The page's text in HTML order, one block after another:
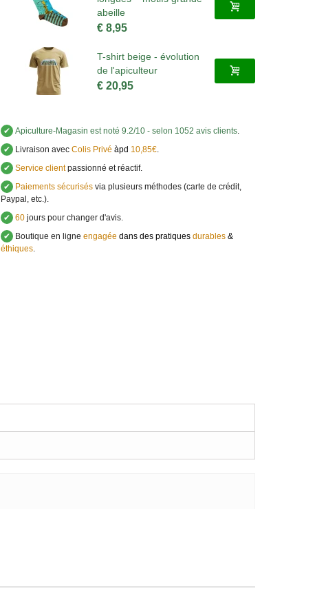
abeille
€ 8,95
T-shirt beige - évolution
de l'apiculteur
€ 20,95
✔ Apiculture-Magasin est noté 9.2/10 - selon 1052 avis clients.
✔ Livraison avecColis Privé àpd 10,85€.
✔ Service clientpassionné et réactif.
✔ Paiements sécurisésvia plusieurs méthodes (carte de crédit,
Paypal, etc.).
✔ 60jours pour changer d'avis.
✔ Boutique en ligne engagée dans des pratiques durables&
éthiques.